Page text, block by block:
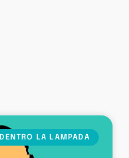
DENTRO LA LAMPADA